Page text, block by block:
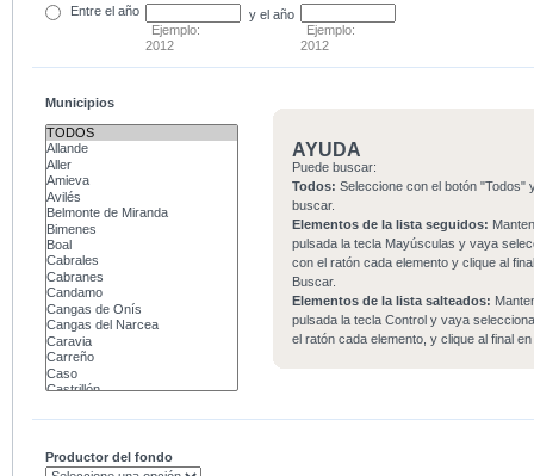
Entre el año
Ejemplo:
2012
y el año
Ejemplo:
2012
Municipios
AYUDA
Puede buscar:
Todos: Seleccione con el botón "Todos"
buscar.
Elementos de la lista seguidos:
pulsada la tecla Mayúsculas y vaya
con el ratón cada elemento y clique al
Buscar.
Elementos de la lista salteados:
pulsada la tecla Control y vaya
el ratón cada elemento, y clique al final
Productor del fondo